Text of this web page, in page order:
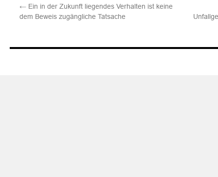
← Ein in der Zukunft liegendes Verhalten ist keine
dem Beweis zugängliche Tatsache